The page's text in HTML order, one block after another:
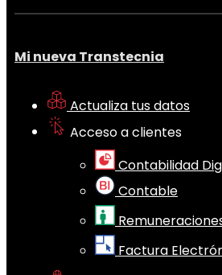
Mi nueva Transtecnia
Actualiza tus datos
Acceso a clientes
Contabilidad
Contable
Factura